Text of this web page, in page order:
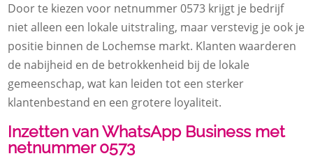
Door te kiezen voor netnummer 0573 krijgt je bedrijf
niet alleen een lokale uitstraling, maar verstevig je ook je
positie binnen de Lochemse markt. Klanten waarderen
de nabijheid en de betrokkenheid bij de lokale
gemeenschap, wat kan leiden tot een sterker
klantenbestand en een grotere loyaliteit.
Inzetten van WhatsApp Business met
netnummer 0573